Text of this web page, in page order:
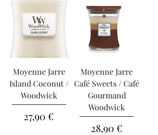
Moyenne Jarre
Island Coconut /
Woodwick
Preço
27,90 €
Moyenne Jarre
Café Sweets / Café
Gourmand
Woodwick
Preço
28,90 €